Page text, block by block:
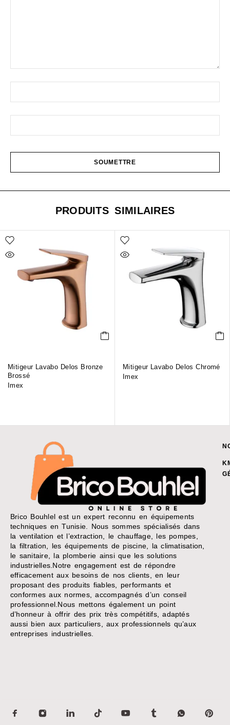
PRODUITS SIMILAIRES
Mitigeur Lavabo Delos Bronze
Brossé
Imex
Mitigeur Lavabo Delos Chromé
Imex
Brico Bouhlel est un expert reconnu en équipements
techniques en Tunisie. Nous sommes spécialisés dans
la ventilation et l’extraction, le chauffage, les pompes,
la filtration, les équipements de piscine, la climatisation,
le sanitaire, la plomberie ainsi que les solutions
industrielles.Notre engagement est de répondre
efficacement aux besoins de nos clients, en leur
proposant des produits fiables, performants et
conformes aux normes, accompagnés d’un conseil
professionnel.Nous mettons également un point
d’honneur à offrir des prix très compétitifs, adaptés
aussi bien aux particuliers, aux professionnels qu’aux
entreprises industrielles.